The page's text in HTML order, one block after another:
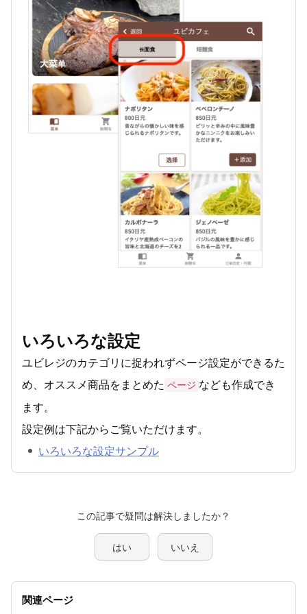
いろいろな設定
ユビレジのカテゴリに捉われずページ設定ができるた
め、オススメ商品をまとめた ページ なども作成でき
ます。
設定例は下記からご覧いただけます。
いろいろな設定サンプル
この記事で疑問は解決しましたか？
はい いいえ
関連ページ